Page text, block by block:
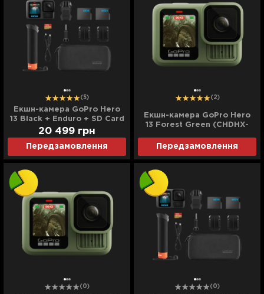
(5)
Екшн-камера GoPro Hero
13 Black + Enduro + SD Card
+ Handler Floating (CHDRB-
131-RW) (Standard)
Передзамовлення
20 499 грн
(2)
Екшн-камера GoPro Hero
13 Forest Green (CHDHX-
Передзамовлення
(0) (0)